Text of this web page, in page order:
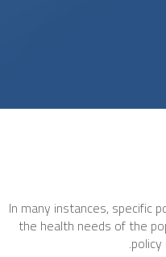
In many instances, specific
the health needs of the